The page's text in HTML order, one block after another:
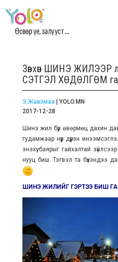
Өсвөр үе, залууст ...
Зөвхөн ШИНЭ ЖИЛЭЭР
СЭТГЭЛ ХӨДӨЛГӨМ
Э.Жавзмаа| YOLO.MN
2017-12-28
Шинэ жил бүр өвөрмөц дахин
гудамжаар нүүр дүүрэн
энэхүү баярыг гайхалтай
нууц биш. Тэгвэл та бүхэндээ
ШИНЭ ЖИЛИЙГ ГЭРТЭЭ БИШ